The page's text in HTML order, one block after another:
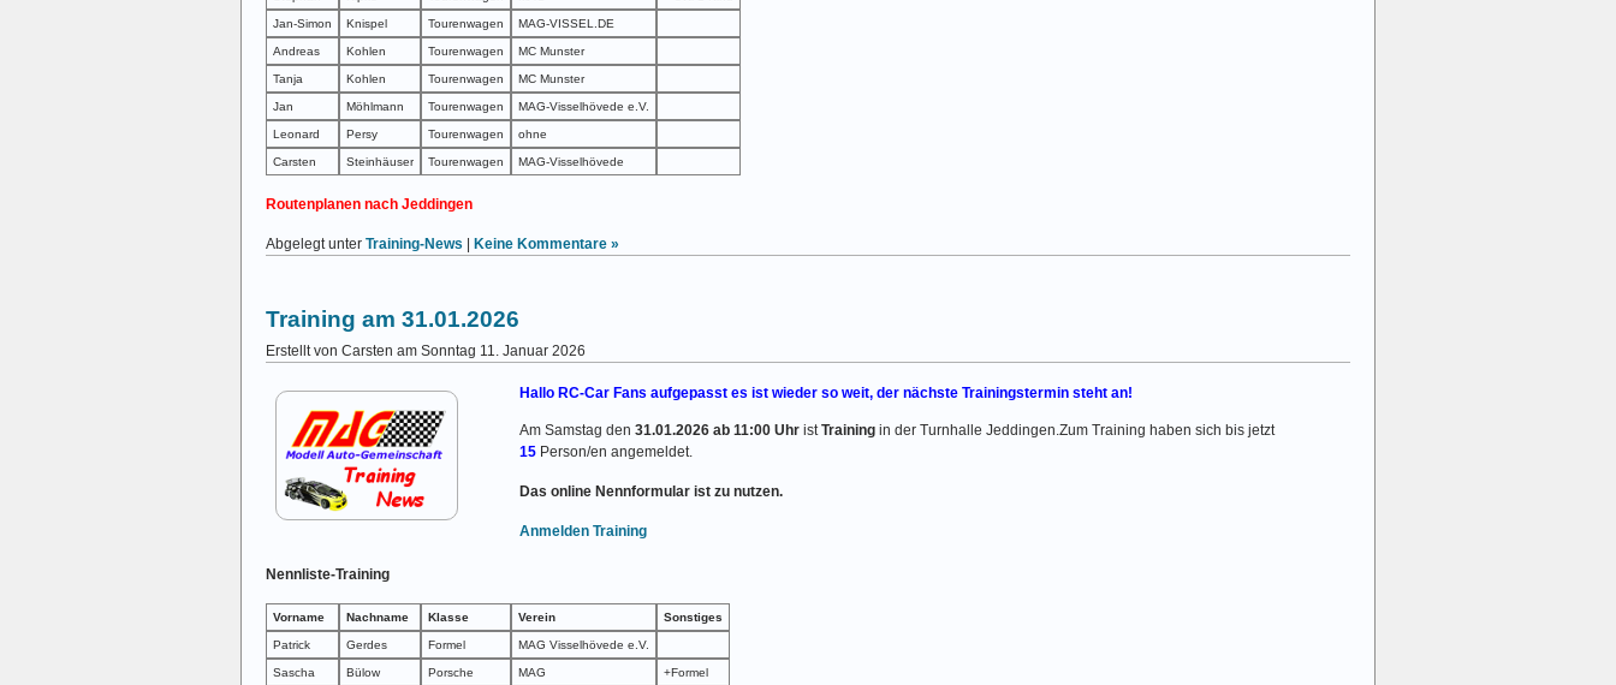
Jan-Simon Knispel Tourenwagen MAG-VISSEL.DE
Andreas Kohlen Tourenwagen MC Munster
Tanja Kohlen Tourenwagen MC Munster
Jan Möhlmann Tourenwagen MAG-Visselhövede e.V.
Leonard Persy Tourenwagen ohne
Carsten Steinhäuser Tourenwagen MAG-Visselhövede
Routenplanen nach Jeddingen
Abgelegt unter Training-News | Keine Kommentare »
Training am 31.01.2026
Erstellt von Carsten am Sonntag 11. Januar 2026
Hallo RC-Car Fans aufgepasst es ist wieder so weit, der nächste Trainingstermin steht an!
Am Samstag den 31.01.2026 ab 11:00 Uhr istTraining in der Turnhalle Jeddingen.Zum Training haben sich bis jetzt
15 Person/en angemeldet.
Das online Nennformular ist zu nutzen.
Anmelden Training
Nennliste-Training
Vorname Nachname Klasse Verein Sonstiges
Patrick Gerdes Formel MAG Visselhövede e.V.
Sascha Bülow Porsche MAG +Formel